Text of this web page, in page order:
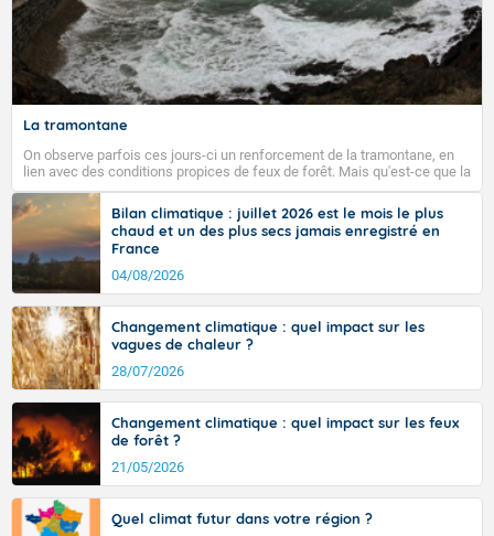
La tramontane
On observe parfois ces jours-ci un renforcement de la tramontane, en
lien avec des conditions propices de feux de forêt. Mais qu'est-ce que la
tramontane ? Quelles sont ses caractéristiques ? La tramontane est un
vent turbulent soufflant de secteur nord-ouest à nord, ou ouest à nord-
ouest, dans un secteur qui part du Roussillon à la vallée de l’Aude et à
l’ouest de l’Hérault. L’étymologie de ce vent vient du latin trasmontanus,
signifiant au-delà des monts, en allusion aux régions montagneuses
d’où provient ce vent.
Bilan climatique : juillet 2026 est le mois le plus
chaud et un des plus secs jamais enregistré en
France
04/08/2026
Changement climatique : quel impact sur les
vagues de chaleur ?
28/07/2026
Changement climatique : quel impact sur les feux
de forêt ?
21/05/2026
Quel climat futur dans votre région ?